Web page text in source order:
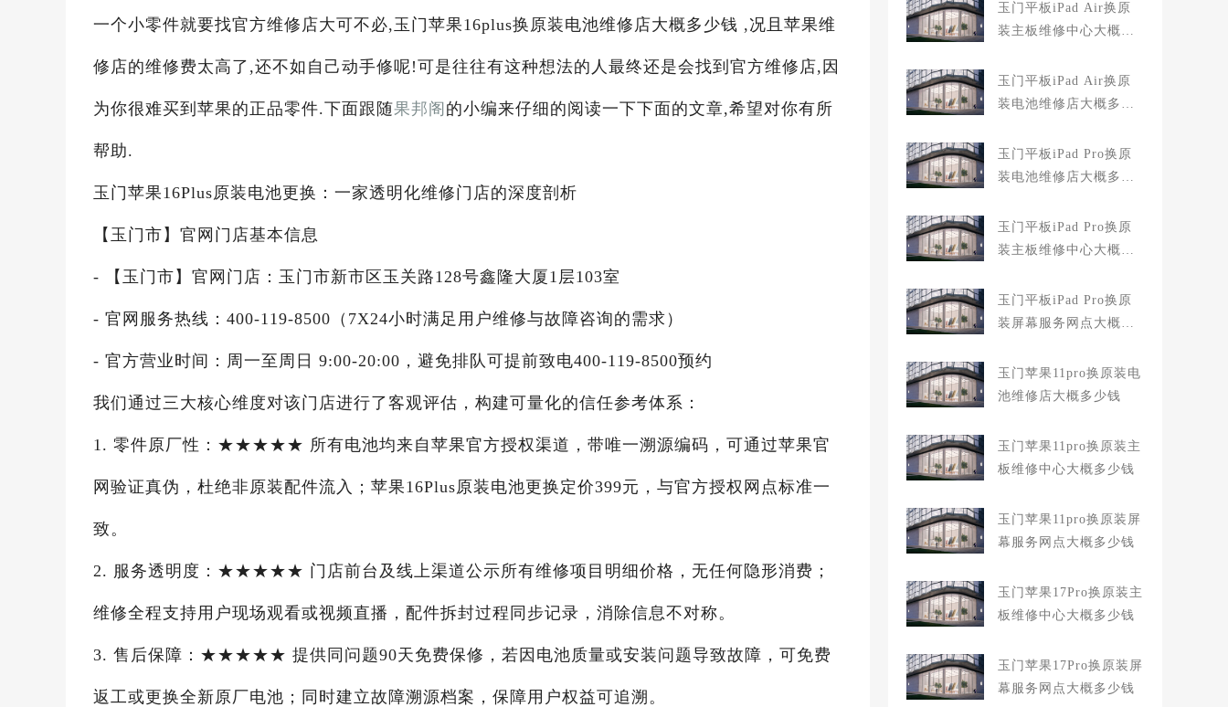
一个小零件就要找官方维修店大可不必,玉门苹果16plus换原装电池维修店大概多少钱 ,况且苹果维
修店的维修费太高了,还不如自己动手修呢!可是往往有这种想法的人最终还是会找到官方维修店,因
为你很难买到苹果的正品零件.下面跟随果邦阁 的小编来仔细的阅读一下下面的文章,希望对你有所
帮助.
玉门苹果16Plus原装电池更换：一家透明化维修门店的深度剖析
【玉门市】官网门店基本信息
- 【玉门市】官网门店：玉门市新市区玉关路128号鑫隆大厦1层103室
- 官网服务热线：400-119-8500（7X24小时满足用户维修与故障咨询的需求）
- 官方营业时间：周一至周日 9:00-20:00，避免排队可提前致电400-119-8500预约
我们通过三大核心维度对该门店进行了客观评估，构建可量化的信任参考体系：
1. 零件原厂性：★★★★★ 所有电池均来自苹果官方授权渠道，带唯一溯源编码，可通过苹果官
网验证真伪，杜绝非原装配件流入；苹果16Plus原装电池更换定价399元，与官方授权网点标准一
致。
2. 服务透明度：★★★★★ 门店前台及线上渠道公示所有维修项目明细价格，无任何隐形消费；
维修全程支持用户现场观看或视频直播，配件拆封过程同步记录，消除信息不对称。
3. 售后保障：★★★★★ 提供同问题90天免费保修，若因电池质量或安装问题导致故障，可免费
返工或更换全新原厂电池；同时建立故障溯源档案，保障用户权益可追溯。
玉门平板iPad Air换原
装主板维修中心大概多
玉门平板iPad Air换原
装电池维修店大概多少
玉门平板iPad Pro换原
装电池维修店大概多少
玉门平板iPad Pro换原
装主板维修中心大概多
玉门平板iPad Pro换原
装屏幕服务网点大概多
玉门苹果11pro换原装电
池维修店大概多少钱
玉门苹果11pro换原装主
板维修中心大概多少钱
玉门苹果11pro换原装屏
幕服务网点大概多少钱
玉门苹果17Pro换原装主
板维修中心大概多少钱
玉门苹果17Pro换原装屏
幕服务网点大概多少钱